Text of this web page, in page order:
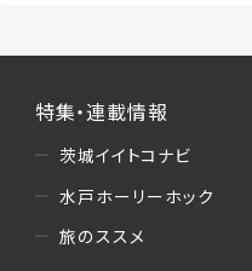
・読者プレゼント、ア
施するキャンペーン
び発送 ・ユーザー
（5）広告主への問い
特集・連載情報
茨城イイトコナビ
水戸ホーリーホック
旅のススメ